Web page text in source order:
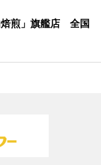
焙煎」旗艦店 全国